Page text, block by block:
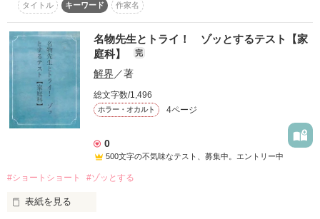
タイトル
キーワード 作家名
名物先生とトライ！ ゾッとするテスト【家
庭科】
完
解界 ／著
総文字数/1,496
ホラー・オカルト 4ページ
0
500文字の不気味なテスト、募集中。エントリー中
#ショートショート #ゾッとする
表紙を見る